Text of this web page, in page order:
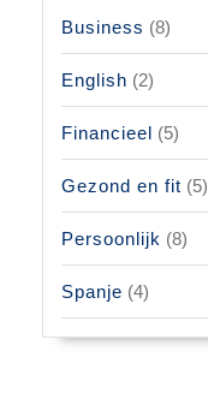
Business (8)
English (2)
Financieel (5)
Gezond en fit (5)
Persoonlijk (8)
Spanje (4)